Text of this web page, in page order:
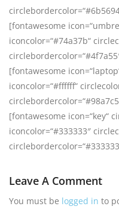
[fontawesome
iconcolor=“#74a37b“
[fontawesome
iconcolor=“#ffffff“
[fontawesome icon=“key“
iconcolor=“#333333″
Leave A Comment
You must be logged in to